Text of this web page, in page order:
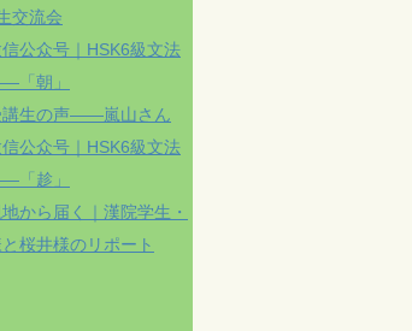
交流会
公众号｜HSK6級文法
「朝」
講生の声——嵐山さん
公众号｜HSK6級文法
「趁」
から届く｜漢院学生・
桜井様のリポート